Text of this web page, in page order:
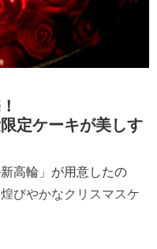
定ケーキが美しす
高輪」が用意したの
びやかなクリスマスケ